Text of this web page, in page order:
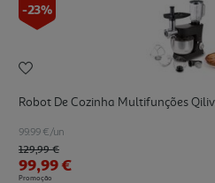
-23%
Robot De Cozinha Multifunções
99.99 €/un
Price reduced from
129,99 €to
99,99 €
Promoção